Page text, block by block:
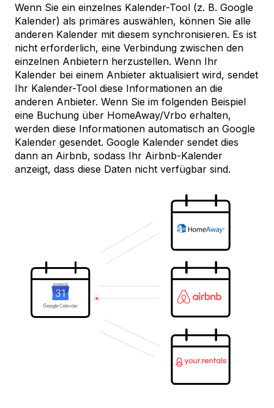
Wenn Sie ein einzelnes Kalender-Tool (z. B. Google
Kalender) als primäres auswählen, können Sie alle
anderen Kalender mit diesem synchronisieren. Es ist
nicht erforderlich, eine Verbindung zwischen den
einzelnen Anbietern herzustellen. Wenn Ihr
Kalender bei einem Anbieter aktualisiert wird, sendet
Ihr Kalender-Tool diese Informationen an die
anderen Anbieter. Wenn Sie im folgenden Beispiel
eine Buchung über HomeAway/Vrbo erhalten,
werden diese Informationen automatisch an Google
Kalender gesendet. Google Kalender sendet dies
dann an Airbnb, sodass Ihr Airbnb-Kalender
anzeigt, dass diese Daten nicht verfügbar sind.